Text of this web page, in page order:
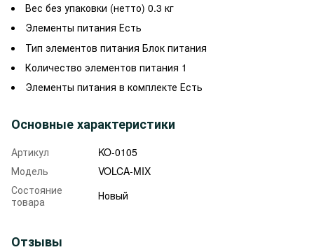
Вес без упаковки (нетто) 0.3 кг
Элементы питания Есть
Тип элементов питания Блок питания
Количество элементов питания 1
Элементы питания в комплекте Есть
Основные характеристики
Артикул
KO-0105
Модель
VOLCA-MIX
Состояние
товара
Новый
Отзывы